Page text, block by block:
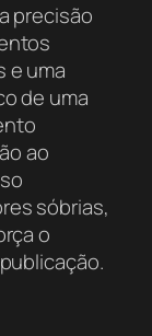
precisão
e uma
de uma
ao
sóbrias,
o